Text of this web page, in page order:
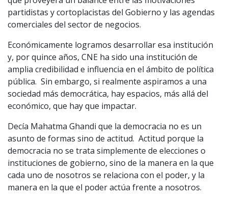
partidistas y cortoplacistas del Gobierno y las agendas
comerciales del sector de negocios.
Económicamente logramos desarrollar esa institución
y, por quince años, CNE ha sido una institución de
amplia credibilidad e influencia en el ámbito de política
pública. Sin embargo, si realmente aspiramos a una
sociedad más democrática, hay espacios, más allá del
económico, que hay que impactar.
Decía Mahatma Ghandi que la democracia no es un
asunto de formas sino de actitud. Actitud porque la
democracia no se trata simplemente de elecciones o
instituciones de gobierno, sino de la manera en la que
cada uno de nosotros se relaciona con el poder, y la
manera en la que el poder actúa frente a nosotros.